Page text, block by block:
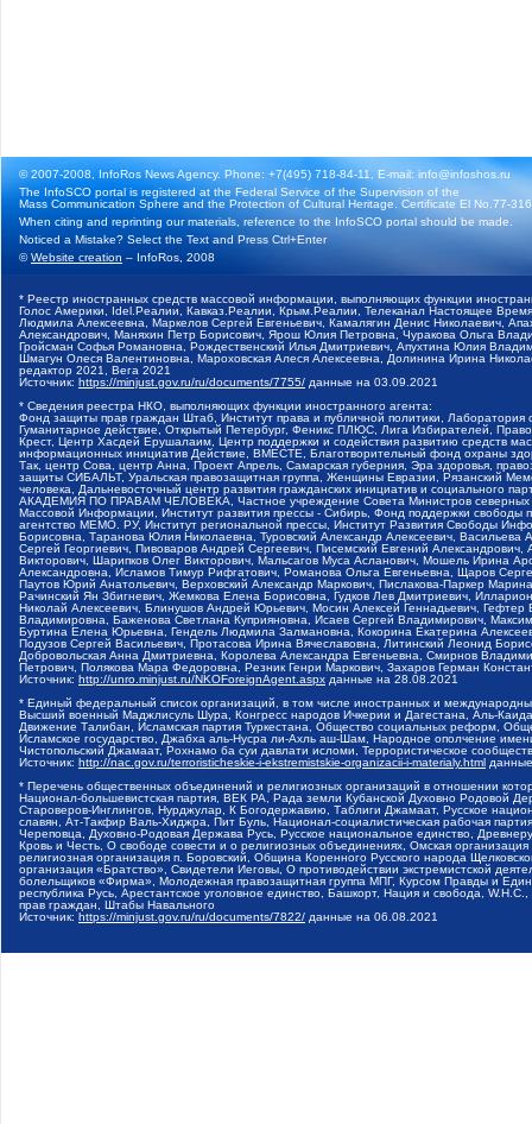
© 2007-2008, InfoRos News Agency. Phone: +7(495) 718-84-11, E-mail: info@infoshos.ru
The InfoSCO portal is registered at the Federal Service of the Supervision of the
Mass Communication Sphere and the Protection of Cultural Heritage. Certificate El No.77-
When citing and reprinting our materials, reference to the InfoSCO portal should be made.
Noticed a Mistake? Select the Text and Press Ctrl+Enter
©Website creation – InfoRos, 2008
* Реестр иностранных средств массовой информации, выполняющих функции
Голос Америки, Idel.Реалии, Кавказ.Реалии, Крым.Реалии, Телеканал Настоящее
Людмила Алексеевна, Маркелов Сергей Евгеньевич, Камалягин Денис Николаевич,
Александрович, Маняхин Петр Борисович, Ярош Юлия Петровна, Чуракова Ольга
Гройсман Софья Романовна, Рождественский Илья Дмитриевич, Апухтина Юлия
Шмагун Олеся Валентиновна, Мароховская Алеся Алексеевна, Долинина Ирина
редактор 2021, Вега 2021
Источник: https://minjust.gov.ru/ru/documents/7755/ данные на 03.09.2021
* Сведения реестра НКО, выполняющих функции иностранного агента:
Фонд защиты прав граждан Штаб, Институт права и публичной политики,
Гуманитарное действие, Открытый Петербург, Феникс ПЛЮС, Лига Избирателей,
Крест, Центр Хасдей Ерушалаим, Центр поддержки и содействия развитию средств
информационных инициатив Действие, ВМЕСТЕ, Благотворительный фонд охраны
Так, центр Сова, центр Анна, Проект Апрель, Самарская губерния, Эра здоровья,
защиты СИБАЛЬТ, Уральская правозащитная группа, Женщины Евразии, Рязанский
человека, Дальневосточный центр развития гражданских инициатив и социального
АКАДЕМИЯ ПО ПРАВАМ ЧЕЛОВЕКА, Частное учреждение Совета Министров северных
Массовой Информации, Институт развития прессы - Сибирь, Фонд поддержки
агентство МЕМО. РУ, Институт региональной прессы, Институт Развития Свободы
Борисовна, Таранова Юлия Николаевна, Туровский Александр Алексеевич,
Сергей Георгиевич, Пивоваров Андрей Сергеевич, Писемский Евгений
Викторович, Шарипков Олег Викторович, Мальсагов Муса Асланович, Мошель Ирина
Александровна, Исламов Тимур Рифгатович, Романова Ольга Евгеньевна, Щаров
Паутов Юрий Анатольевич, Верховский Александр Маркович, Пислакова-Паркер
Рачинский Ян Збигневич, Жемкова Елена Борисовна, Гудков Лев Дмитриевич,
Николай Алексеевич, Блинушов Андрей Юрьевич, Мосин Алексей Геннадьевич,
Владимировна, Баженова Светлана Куприяновна, Исаев Сергей Владимирович,
Буртина Елена Юрьевна, Гендель Людмила Залмановна, Кокорина Екатерина
Подузов Сергей Васильевич, Протасова Ирина Вячеславовна, Литинский Леонид
Добровольская Анна Дмитриевна, Королева Александра Евгеньевна, Смирнов
Петрович, Полякова Мара Федоровна, Резник Генри Маркович, Захаров Герман
Источник: http://unro.minjust.ru/NKOForeignAgent.aspx данные на 28.08.2021
* Единый федеральный список организаций, в том числе иностранных и
Высший военный Маджлисуль Шура, Конгресс народов Ичкерии и Дагестана, Аль-
Движение Талибан, Исламская партия Туркестана, Общество социальных реформ,
Исламское государство, Джабха аль-Нусра ли-Ахль аш-Шам, Народное ополчение
Чистопольский Джамаат, Рохнамо ба суи давлати исломи, Террористическое
Источник: http://nac.gov.ru/terroristicheskie-i-ekstremistskie-organizacii-i-materialy.html
* Перечень общественных объединений и религиозных организаций в отношении
Национал-большевистская партия, ВЕК РА, Рада земли Кубанской Духовно Родовой
Староверов-Инглингов, Нурджулар, К Богодержавию, Таблиги Джамаат, Русское
славян, Ат-Такфир Валь-Хиджра, Пит Буль, Национал-социалистическая рабочая
Череповца, Духовно-Родовая Держава Русь, Русское национальное единство,
Кровь и Честь, О свободе совести и о религиозных объединениях, Омская
религиозная организация п. Боровский, Община Коренного Русского народа
организация «Братство», Свидетели Иеговы, О противодействии экстремистской
болельщиков «Фирма», Молодежная правозащитная группа МПГ, Курсом Правды и
республика Русь, Арестантское уголовное единство, Башкорт, Нация и свобода,
прав граждан, Штабы Навального
Источник: https://minjust.gov.ru/ru/documents/7822/ данные на 06.08.2021